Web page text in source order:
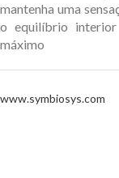
mantenha uma
o equilíbrio interior
máximo
www.symbiosys.com